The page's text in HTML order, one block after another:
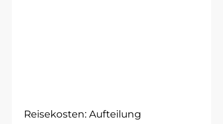
Reisekosten: Aufteilung